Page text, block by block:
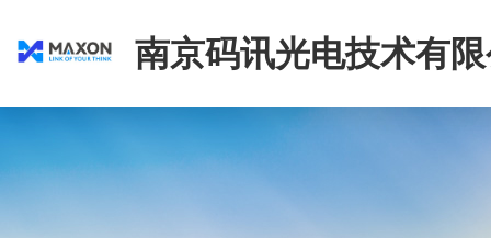
南京码讯光电技术有